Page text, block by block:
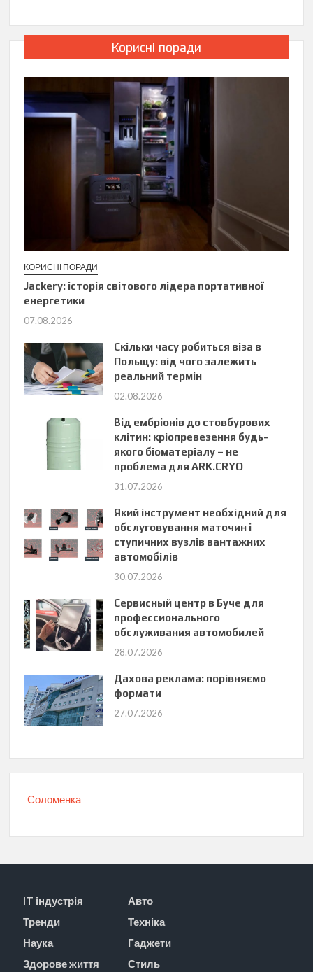
Корисні поради
КОРИСНІ ПОРАДИ
Jackery: історія світового лідера портативної
енергетики
07.08.2026
Скільки часу робиться віза в
Польщу: від чого залежить
реальний термін
02.08.2026
Від ембріонів до стовбурових
клітин: кріопревезення будь-
якого біоматеріалу – не
проблема для ARK.CRYO
31.07.2026
Який інструмент необхідний для
обслуговування маточин і
ступичних вузлів вантажних
автомобілів
30.07.2026
Сервисный центр в Буче для
профессионального
обслуживания автомобилей
28.07.2026
Дахова реклама: порівняємо
формати
27.07.2026
Соломенка
IT індустрія
Авто
Тренди
Техніка
Наука
Гаджети
Здорове життя
Стиль